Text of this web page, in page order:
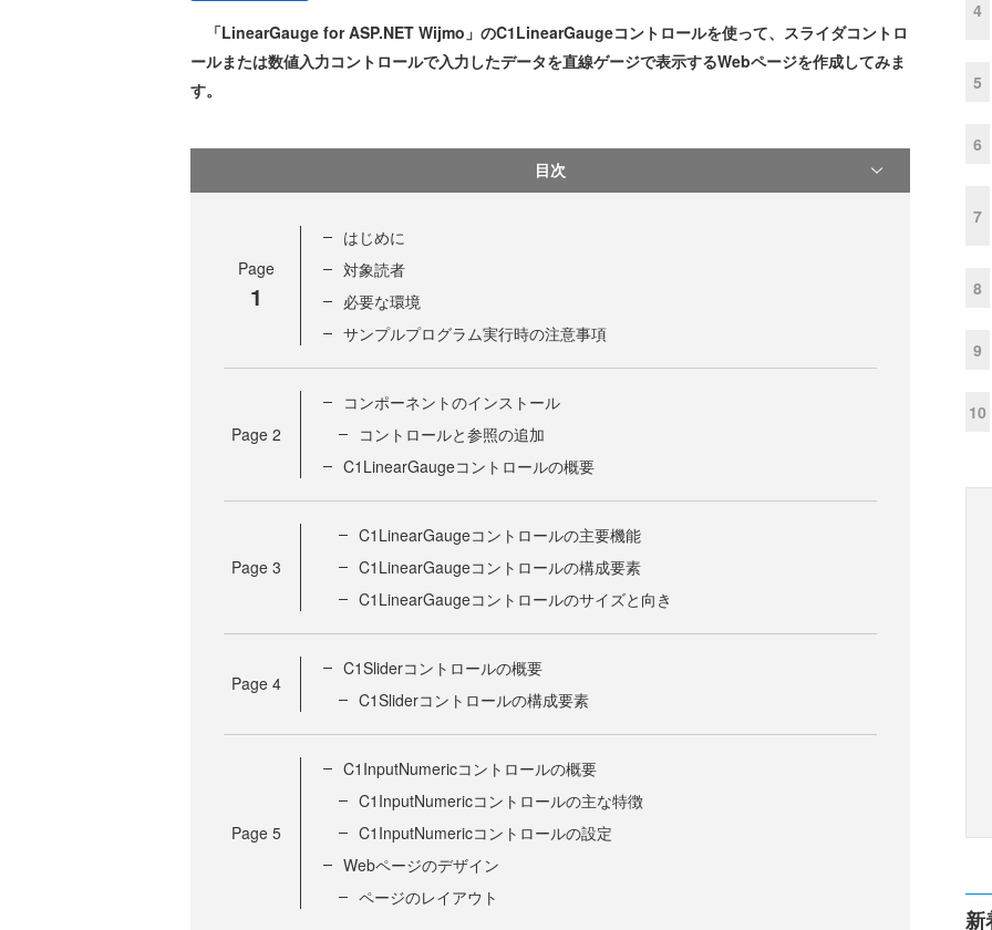
「LinearGauge for ASP.NET Wijmo」のC1LinearGaugeコントロールを使って、スライダコントロ
ールまたは数値入力コントロールで入力したデータを直線ゲージで表示するWebページを作成してみま
す。
目次
Page
1
はじめに
対象読者
必要な環境
サンプルプログラム実行時の注意事項
Page 2
コンポーネントのインストール
コントロールと参照の追加
C1LinearGaugeコントロールの概要
Page 3
C1LinearGaugeコントロールの主要機能
C1LinearGaugeコントロールの構成要素
C1LinearGaugeコントロールのサイズと向き
Page 4
C1Sliderコントロールの概要
C1Sliderコントロールの構成要素
Page 5
C1InputNumericコントロールの概要
C1InputNumericコントロールの主な特徴
C1InputNumericコントロールの設定
Webページのデザイン
ページのレイアウト
4
5
6
7
8
9
10
新